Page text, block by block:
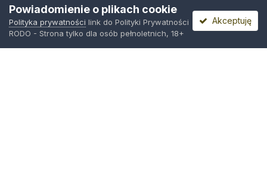
Powiadomienie o plikach cookie
Polityka prywatności link do Polityki Prywatności
RODO - Strona tylko dla osób pełnoletnich, 18+
Akceptuję